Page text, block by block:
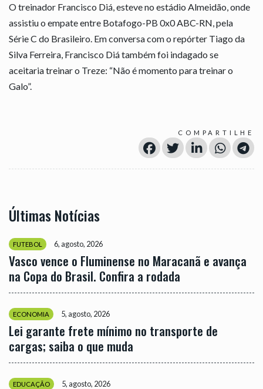
O treinador Francisco Diá, esteve no estádio Almeidão, onde
assistiu o empate entre Botafogo-PB 0x0 ABC-RN, pela
Série C do Brasileiro. Em conversa com o repórter Tiago da
Silva Ferreira, Francisco Diá também foi indagado se
aceitaria treinar o Treze: “Não é momento para treinar o
Galo”.
COMPARTILHE
Últimas Notícias
FUTEBOL 6, agosto, 2026
Vasco vence o Fluminense no Maracanã e avança
na Copa do Brasil. Confira a rodada
ECONOMIA 5, agosto, 2026
Lei garante frete mínimo no transporte de
cargas; saiba o que muda
EDUCAÇÃO 5, agosto, 2026